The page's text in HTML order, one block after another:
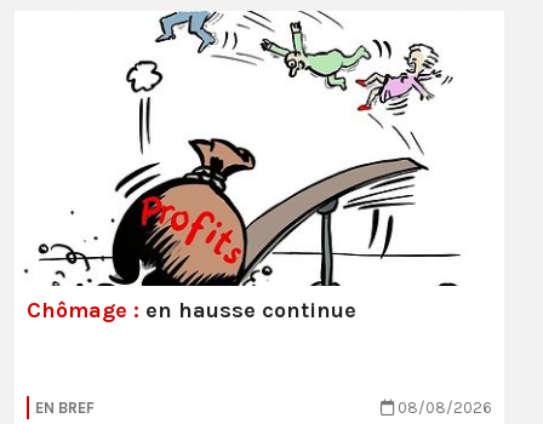
Chômage : en hausse continue
EN BREF 08/08/2026